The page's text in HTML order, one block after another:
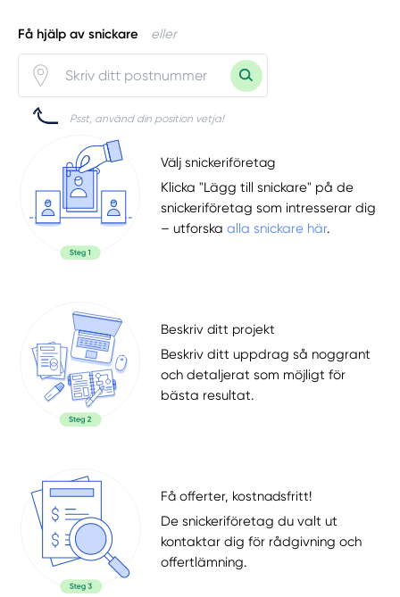
Få hjälp av snickare eller
Psst, använd din position vetja!
Välj snickeriföretag
Klicka "Lägg till snickare" på de
snickeriföretag som intresserar dig
– utforskaalla snickare här.
Beskriv ditt projekt
Beskriv ditt uppdrag så noggrant
och detaljerat som möjligt för
bästa resultat.
Få offerter, kostnadsfritt!
De snickeriföretag du valt ut
kontaktar dig för rådgivning och
offertlämning.